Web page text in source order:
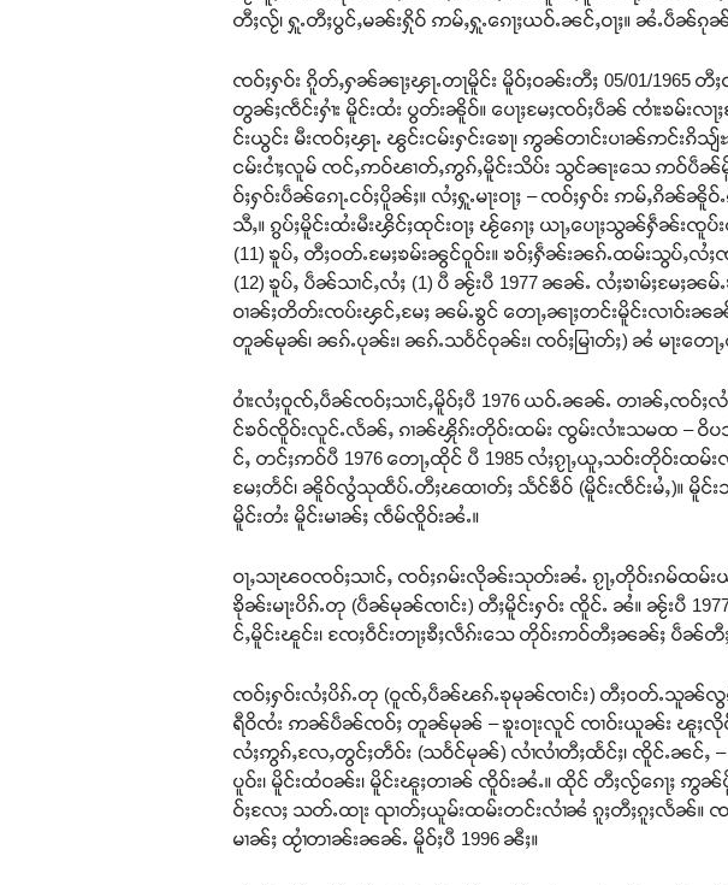
တီႈလႂ်၊ ႁူႉတီႈပွင်ႇမၼ်းႁိုဝ် ဢမ်ႇႁူႉၵေႃႈယဝ်ႉၼင်ႇဝႃႈ။ ၼႆႉ
ၸဝ်ႈႁဝ်း ၵိူတ်ႇႁၼ်ၼႃႈၾႃႉတႃမိူင်း မိူဝ်ႈဝၼ်းတီႈ 05/01/1965 တီ
တွၼ်ႈၸဵင်းႁၢႆး မိူင်းထႆး ပွတ်းၼိူဝ်။ ပေႃႈမႄႈၸဝ်ႈပဵၼ် ၸၢႆးၶမ်းလ
င်းယွင်း မီးၸဝ်ႈၾႃႉ ၽွင်းငမ်းႁင်းၶေႃ၊ ဢွၼ်တၢင်းပၢၼ်ဢင်း
ငမ်းငၢႆႈလူမ် ၸင်ႇဢဝ်ၽၢတ်ႇဢွၵ်ႇမိူင်းသိပ်း သွင်ၼႃးသေ ဢဝ်ပဵၼ်မိူင်း
ဝ်ႈႁဝ်းပဵၼ်ၵေႃႉငဝ်ႈပိူၼ်ႈ။ လႆႈႁူႉမႃးဝႃႈ – ၸဝ်ႈႁဝ်း ဢမ်ႇ
သီႇ။ ၵွပ်ႈမိူင်းထႆးမီးၾိင်ႈထုင်းဝႃႈ ၽႂ်ၵေႃႈ ယႃႇပေႃႈသွၼ်ႁဵ
(11) ၶူပ်ႇ တီႈဝတ်ႉမႄႈၶမ်းၼွင်ဝူဝ်း။ ၶဝ်ႈႁဵၼ်းၼၵ်ႉထမ်းသွပ်ႇ
(12) ၶူပ်ႇ ပဵၼ်သၢင်ႇလႆႈ (1) ပီ ၼႂ်းပီ 1977 ၼၼ်ႉ လႆႈၶၢမ်ႈမႄႈ
ဝၢၼ်ႈတိတ်းၸပ်းၾင်ႇမႄႈ ၼမ်ႉၶွင် တေႃႇၼႃႈတင်းမိူင်းလၢဝ်
တူၼ်မုၼ်၊ ၼၵ်ႉပုၼ်း၊ ၼၵ်ႉသဝႅင်ဝုၼ်း၊ ၸဝ်ႈမြၢတ်ႈ) ၼႆ မႃးတေႃ
ဝၢႆးလႆႈဝူၸ်ႇပဵၼ်ၸဝ်ႈသၢင်ႇမိူဝ်ႈပီ 1976 ယဝ်ႉၼၼ်ႉ တၢၼ်ႇၸဝ်
င်ၶဝ်ၸိူဝ်းလူင်ႉလႅၼ်ႇ ၵၢၼ်ၾိုၵ်းတိုဝ်းထမ်း ၸွမ်းလၢႆးသမထ – ဝိ
င်ႇ တင်ႈဢဝ်ပီ 1976 တေႃႇထိုင် ပီ 1985 လႆႈၵႂႃႇယူႇသဝ်းတိုဝ်းထမ်
မႄႈတႅင်၊ ၼိူဝ်လွႆသုထဵပ်ႉတီႈၽထၢတ်ႈ သႅင်ၶဵဝ် (မိူင်းၸဵင်းမႆႇ)။ မိူင်းသ
မိူင်းတႆး မိူင်းမၢၼ်ႈ ၸဵမ်ၸိူဝ်းၼႆႉ။
ဝႃႇသႃၽဝၸဝ်ႈသၢင်ႇ ၸဝ်ႈၵမ်းလိုၼ်းသုတ်းၼႆႉ ၵႂႃႇတိုဝ်းၵမ်ထ
ၶိုၼ်းမႃးပိၵ်ႉတု (ပဵၼ်မုၼ်ၸၢင်း) တီႈမိူင်းႁဝ်း ၸိူင်ႉ ၼႆ။ ၼႂ်းပီ
င်ႇမိူင်းၽူင်း၊ ၸႄႈဝဵင်းတႃႈၶီႈလဵၵ်းသေ တိုဝ်းဢဝ်တီႈၼၼ်ႈ ပဵၼ်
ၸဝ်ႈႁဝ်းလႆႈပိၵ်ႉတု (ဝူၸ်ႇပဵၼ်ၽၵ်ႉၶုမုၼ်ၸၢင်း) တီႈဝတ်ႉသူၼ်လွၵ်ႇ
ရီဝိၸႆး ဢၼ်ပဵၼ်ၸဝ်ႈ တူၼ်မုၼ် – ၶူးဝႃးလူင် ၸၢဝ်းယူၼ်း ၽူႈလိုဝ်
လႆႈဢွၵ်ႇလႄႇတွင်ႈတဵဝ်း (သဝႅင်မုၼ်) လၢႆလၢႆတီႈထႅင်ႈ၊ ၸိူင်ႉၼင်ႇ – မိူင်
ပူဝ်း၊ မိူင်းထႆဝၼ်း၊ မိူင်းၽူႈတၢၼ် ၸိူဝ်းၼႆႉ။ ထိုင် တီႈလႂ်ၵေႃႈ ဢွ
ဝ်ႈလႄႈ သတ်ႉထႃး ၺၢတ်ႈယူမ်းထမ်းတင်းလၢႆၼႆ ၵူႈတီႈၵူႈလႅၼ်။
မၢၼ်ႈ ထႂၢႆတၢၼ်းၼၼ်ႉ မိူဝ်ႈပီ 1996 ၼီႈ။